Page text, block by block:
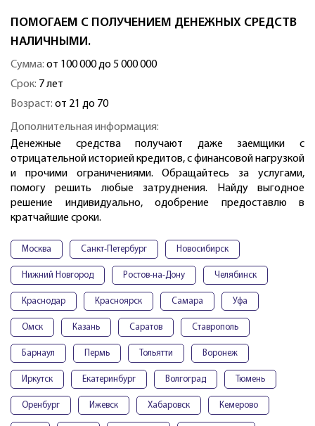
ПОМОГАЕМ С ПОЛУЧЕНИЕМ ДЕНЕЖНЫХ СРЕДСТВ
НАЛИЧНЫМИ.
Сумма: от 100 000 до 5 000 000
Срок: 7 лет
Возраст: от 21 до 70
Дополнительная информация:
Денежные средства получают даже заемщики с
отрицательной историей кредитов, с финансовой нагрузкой
и прочими ограничениями. Обращайтесь за услугами,
помогу решить любые затруднения. Найду выгодное
решение индивидуально, одобрение предоставлю в
кратчайшие сроки.
Москва Санкт-Петербург Новосибирск
Нижний Новгород Ростов-на-Дону Челябинск
Краснодар Красноярск Самара Уфа
Омск Казань Саратов Ставрополь
Барнаул Пермь Тольятти Воронеж
Иркутск Екатеринбург Волгоград Тюмень
Оренбург Ижевск Хабаровск Кемерово